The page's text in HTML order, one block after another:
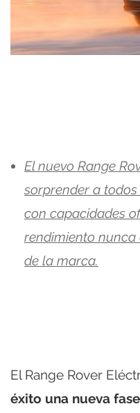
El nuevo Range
sorprender a
con capacidades
rendimiento nunca
de la marca.
El Range Rover
éxito una nueva